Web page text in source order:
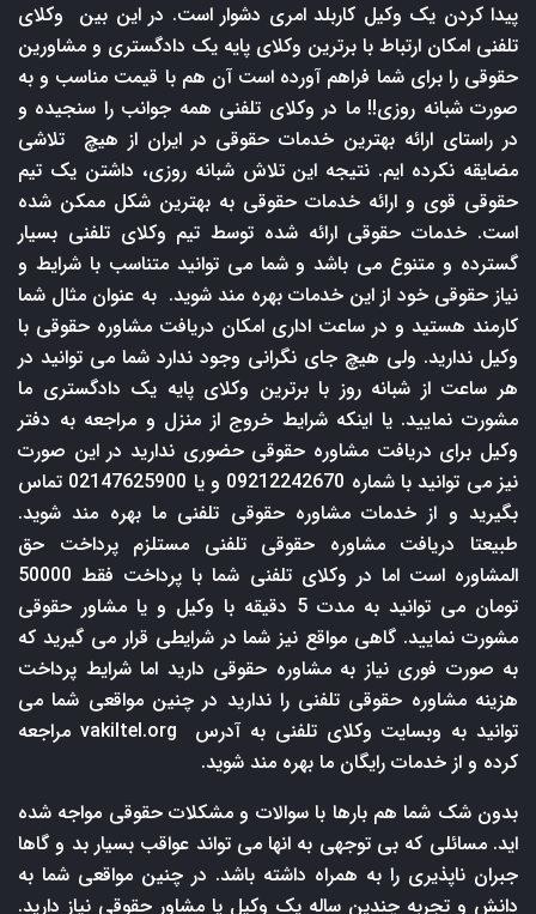
پیدا کردن یک وکیل کاربلد امری دشوار است. در این بین وکلای
تلفنی امکان ارتباط با برترین وکلای پایه یک دادگستری و مشاورین
حقوقی را برای شما فراهم آورده است آن هم با قیمت مناسب و به
صورت شبانه روزی!! ما در وکلای تلفنی همه جوانب را سنجیده و
در راستای ارائه بهترین خدمات حقوقی در ایران از هیچ تلاشی
مضایقه نکرده ایم. نتیجه این تلاش شبانه روزی، داشتن یک تیم
حقوقی قوی و ارائه خدمات حقوقی به بهترین شکل ممکن شده
است. خدمات حقوقی ارائه شده توسط تیم وکلای تلفنی بسیار
گسترده و متنوع می باشد و شما می توانید متناسب با شرایط و
نیاز حقوقی خود از این خدمات بهره مند شوید. به عنوان مثال شما
کارمند هستید و در ساعت اداری امکان دریافت مشاوره حقوقی با
وکیل ندارید. ولی هیچ جای نگرانی وجود ندارد شما می توانید در
هر ساعت از شبانه روز با برترین وکلای پایه یک دادگستری ما
مشورت نمایید. یا اینکه شرایط خروج از منزل و مراجعه به دفتر
وکیل برای دریافت مشاوره حقوقی حضوری ندارید در این صورت
نیز می توانید با شماره 09212242670 و یا 02147625900 تماس
بگیرید و از خدمات مشاوره حقوقی تلفنی ما بهره مند شوید.
طبیعتا دریافت مشاوره حقوقی تلفنی مستلزم پرداخت حق
المشاوره است اما در وکلای تلفنی شما با پرداخت فقط 50000
تومان می توانید به مدت 5 دقیقه با وکیل و یا مشاور حقوقی
مشورت نمایید. گاهی مواقع نیز شما در شرایطی قرار می گیرید که
به صورت فوری نیاز به مشاوره حقوقی دارید اما شرایط پرداخت
هزینه مشاوره حقوقی تلفنی را ندارید در چنین مواقعی شما می
توانید به وبسایت وکلای تلفنی به آدرس
vakiltel.org مراجعه
کرده و از خدمات رایگان ما بهره مند شوید.
بدون شک شما هم بارها با سوالات و مشکلات حقوقی مواجه شده
اید. مسائلی که بی توجهی به انها می تواند عواقب بسیار بد و گاها
جبران ناپذیری را به همراه داشته باشد. در چنین مواقعی شما به
دانش و تجربه چندین ساله یک وکیل یا مشاور حقوقی نیاز دارید.